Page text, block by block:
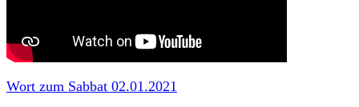
Wort zum Sabbat 02.01.2021